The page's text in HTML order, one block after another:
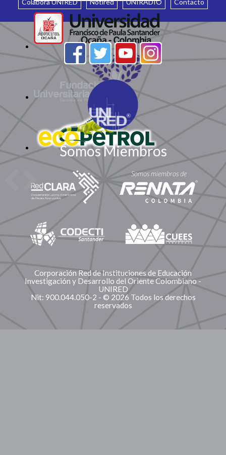
Colabora UNIRED Notired UNIRADIO Contacto
Somos Miembros
Corporación Red de Instituciones de Educación
Investigación y Desarrollo del Oriente Colombiano -
UNIRED
Nit: 900.044.050-2 - © 2026 Todos los derechos
reservados